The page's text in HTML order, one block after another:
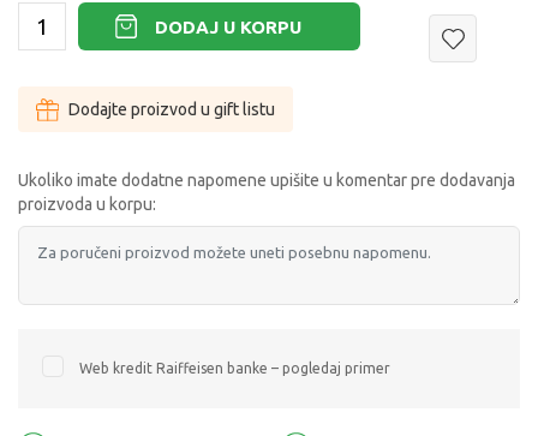
DODAJ U KORPU
Dodajte proizvod u gift listu
Ukoliko imate dodatne napomene upišite u komentar pre dodavanja
proizvoda u korpu:
Web kredit Raiffeisen banke – pogledaj primer